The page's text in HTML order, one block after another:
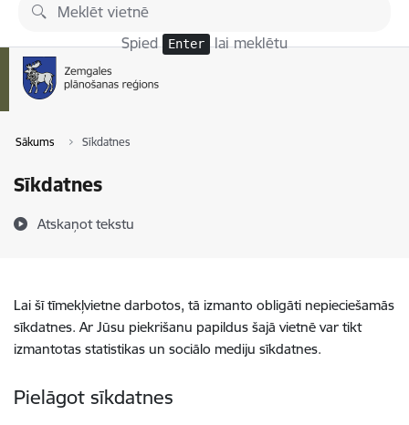
Pāriet uz lapas saturu
Spied Enter lai meklētu
Sākums Sīkdatnes
Sīkdatnes
Atskaņot tekstu
Lai šī tīmekļvietne darbotos, tā izmanto obligāti nepieciešamās
sīkdatnes. Ar Jūsu piekrišanu papildus šajā vietnē var tikt
izmantotas statistikas un sociālo mediju sīkdatnes.
Pielāgot sīkdatnes